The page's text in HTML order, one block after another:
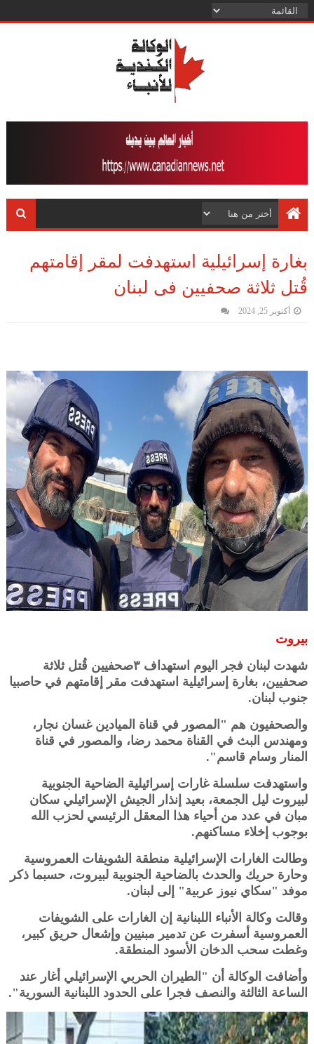
بغارة إسرائيلية استهدفت لمقر إقامتهم
قُتل ثلاثة صحفيين فى لبنان
أكتوبر 25, 2024
بيروت
شهدت لبنان فجر اليوم استهداف ٣صحفيين قُتل ثلاثة
صحفيين، بغارة إسرائيلية استهدفت مقر إقامتهم في حاصبيا
جنوب لبنان.
والصحفيون هم "المصور في قناة الميادين غسان نجار،
ومهندس البث في القناة محمد رضا، والمصور في قناة
المنار وسام قاسم".
واستهدفت سلسلة غارات إسرائيلية الضاحية الجنوبية
لبيروت ليل الجمعة، بعيد إنذار الجيش الإسرائيلي سكان
مبان في عدد من أحياء هذا المعقل الرئيسي لحزب الله
بوجوب إخلاء مساكنهم.
وطالت الغارات الإسرائيلية منطقة الشويفات العمروسية
وحارة حريك والحدث بالضاحية الجنوبية لبيروت، حسبما ذكر
موفد "سكاي نيوز عربية" إلى لبنان.
وقالت وكالة الأنباء اللبنانية إن الغارات على الشويفات
العمروسية أسفرت عن تدمير مبنيين وإشعال حريق كبير،
وغطت سحب الدخان الأسود المنطقة.
وأضافت الوكالة أن "الطيران الحربي الإسرائيلي أغار عند
الساعة الثالثة والنصف فجرا على الحدود اللبنانية السورية".